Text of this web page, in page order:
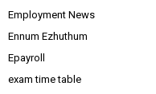
Employment News
Ennum Ezhuthum
Epayroll
exam time table